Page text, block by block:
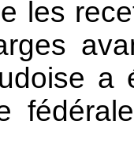
les
a